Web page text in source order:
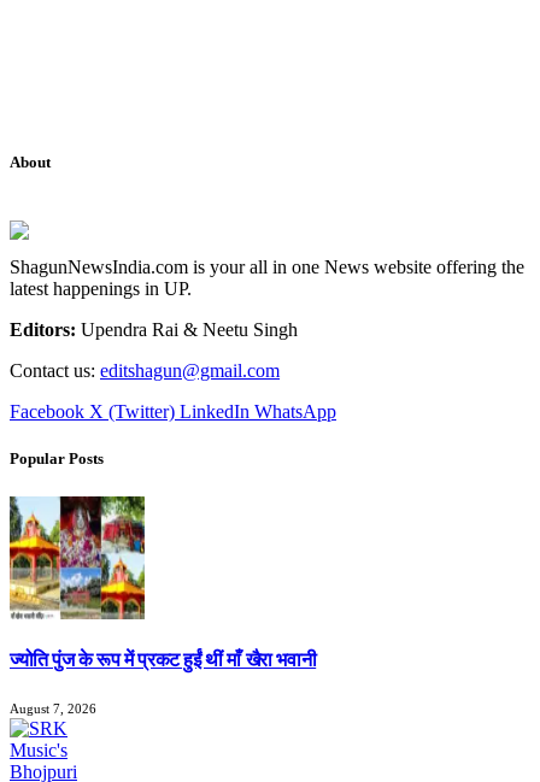
About
ShagunNewsIndia.com is your all in one News website offering the
latest happenings in UP.
Editors: Upendra Rai & Neetu Singh
Contact us: editshagun@gmail.com
Facebook X (Twitter) LinkedIn WhatsApp
Popular Posts
ज्योति पुंज के रूप में प्रकट हुईं थीं माँ खैरा भवानी
August 7, 2026